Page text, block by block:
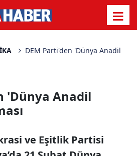
DEM Parti'den 'Dünya Anadil
'Dünya Anadil
ve Eşitlik Partisi